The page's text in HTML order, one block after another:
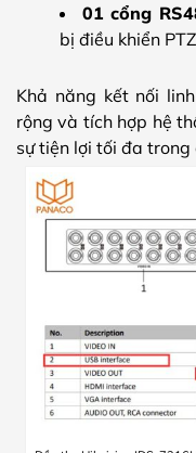
01 cổng
bị điều khiển
Khả năng kết nối
rộng và tích hợp hệ
sự tiện lợi tối đa